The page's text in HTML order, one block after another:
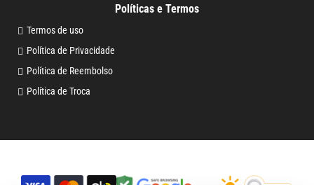
Políticas e Termos
Termos de uso
Política de Privacidade
Política de Reembolso
Política de Troca